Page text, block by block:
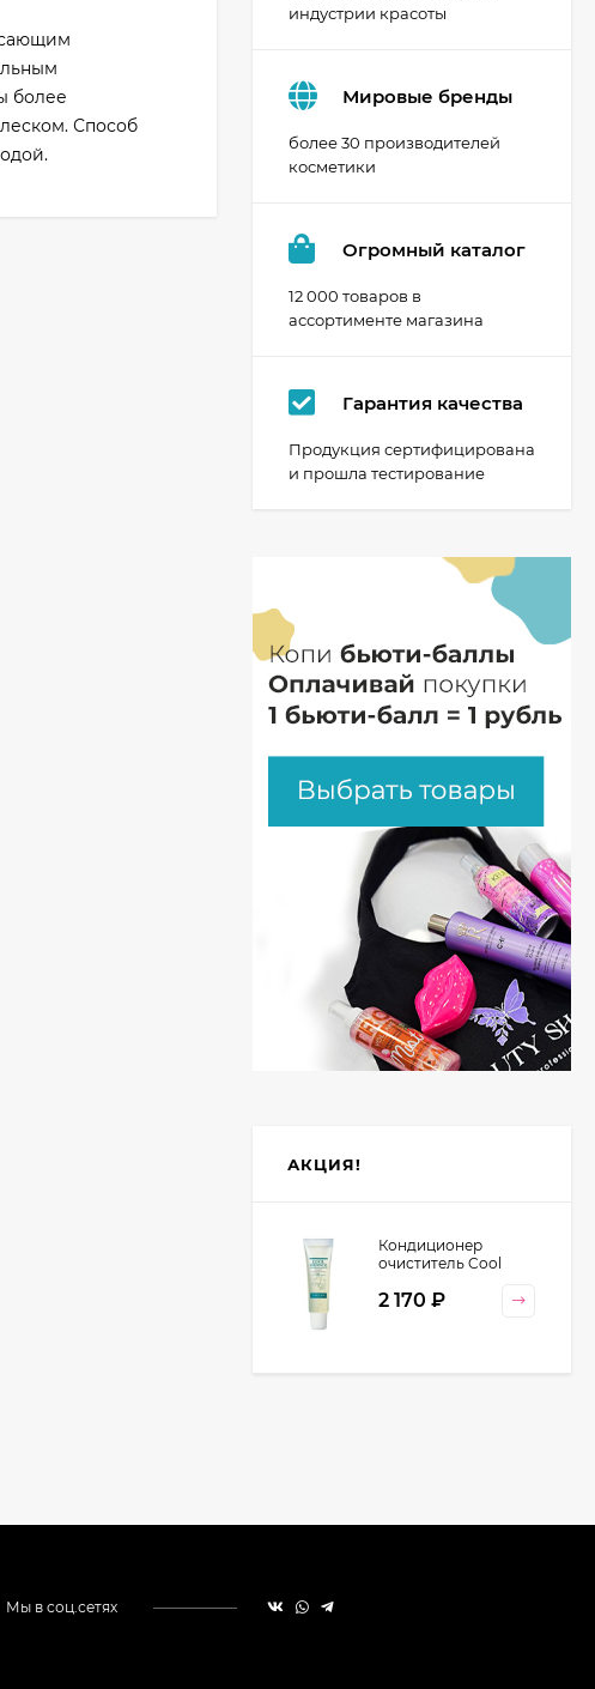
более
Способ
индустрии красоты
Мировые бренды
более 30 производителей
косметики
Огромный каталог
12 000 товаров в
ассортименте магазина
Гарантия качества
Продукция сертифицирована
и прошла тестирование
АКЦИЯ!
Кондиционер
очиститель Cool
Cosmetics, 130 гр
2 170 ₽
Мы в соц.сетях